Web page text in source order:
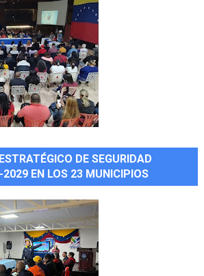
DE SEGURIDAD
EN LOS 23 MUNICIPIOS